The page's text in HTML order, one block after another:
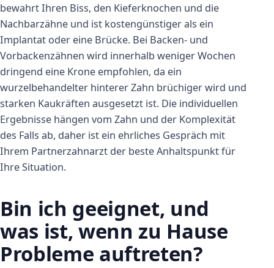
bewahrt Ihren Biss, den Kieferknochen und die
Nachbarzähne und ist kostengünstiger als ein
Implantat oder eine Brücke. Bei Backen- und
Vorbackenzähnen wird innerhalb weniger Wochen
dringend eine Krone empfohlen, da ein
wurzelbehandelter hinterer Zahn brüchiger wird und
starken Kaukräften ausgesetzt ist. Die individuellen
Ergebnisse hängen vom Zahn und der Komplexität
des Falls ab, daher ist ein ehrliches Gespräch mit
Ihrem Partnerzahnarzt der beste Anhaltspunkt für
Ihre Situation.
Bin ich geeignet, und
was ist, wenn zu Hause
Probleme auftreten?